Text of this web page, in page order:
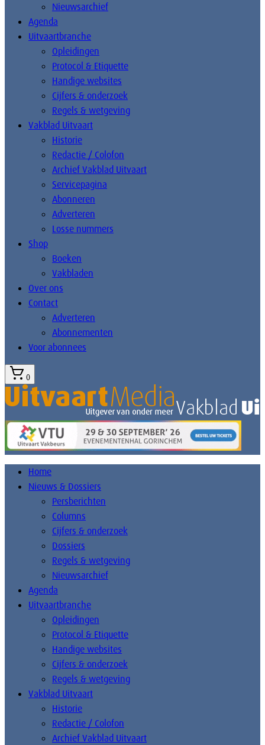
Nieuwsarchief
Agenda
Uitvaartbranche
Opleidingen
Protocol & Etiquette
Handige websites
Cijfers & onderzoek
Regels & wetgeving
Vakblad Uitvaart
Historie
Redactie / Colofon
Archief Vakblad Uitvaart
Servicepagina
Abonneren
Adverteren
Losse nummers
Shop
Boeken
Vakbladen
Over ons
Contact
Adverteren
Abonnementen
Voor abonnees
0
Home
Nieuws & Dossiers
Persberichten
Columns
Cijfers & onderzoek
Dossiers
Regels & wetgeving
Nieuwsarchief
Agenda
Uitvaartbranche
Opleidingen
Protocol & Etiquette
Handige websites
Cijfers & onderzoek
Regels & wetgeving
Vakblad Uitvaart
Historie
Redactie / Colofon
Archief Vakblad Uitvaart